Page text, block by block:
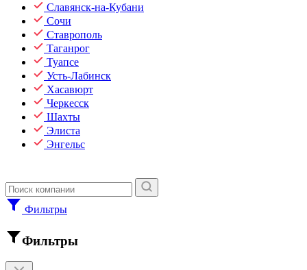
Славянск-на-Кубани
Сочи
Ставрополь
Таганрог
Туапсе
Усть-Лабинск
Хасавюрт
Черкесск
Шахты
Элиста
Энгельс
Фильтры
Фильтры